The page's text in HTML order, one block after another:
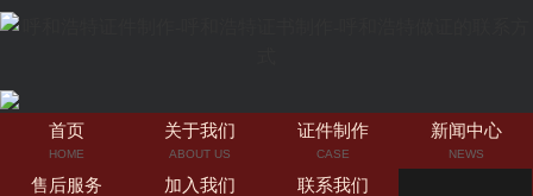
首页
HOME
关于我们
ABOUT US
证件制作
CASE
新闻中心
NEWS
售后服务 加入我们 联系我们